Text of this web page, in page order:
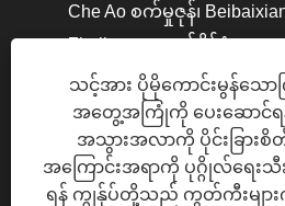
Che Ao စက်မှုဇုန်၊
Zhejiang၊ တရုတ်နိုင်ငံ
မူပိုင်ခွင့် © 2024 Zhejiang Yipu
သင့်အား ပိုမိုကောင်းမွန်သေ
အတွေ့အကြုံကို ပေးဆောင်ရ
အသွားအလာကို ပိုင်းခြားစိတ်
အကြောင်းအရာကို ပုဂ္ဂိုလ်ရေး
ရန် ကျွန်ုပ်တို့သည် ကွတ်ကီးမျာ